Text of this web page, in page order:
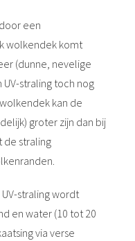
door een
wolkendek komt
(dunne, nevelige
straling toch nog
kan de
groter zijn dan bij
straling
UV-straling wordt
en water (10 tot 20
via verse